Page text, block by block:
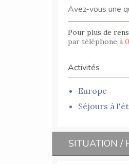
Avez-vous une
Pour plus de
par téléphone à
Activités
Europe
Séjours à
SITUATION /